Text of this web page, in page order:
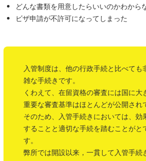
どんな書類を用意したらいいのかわから
ビザ申請が不許可になってしまった
入管制度は、他の行政手続と比べても
雑な手続きです。
くわえて、在留資格の審査には国に大
重要な審査基準はほとんどが公開され
そのため、入管手続きにおいては、効
することと適切な手続を踏むことがと
す。
弊所では開設以来，一貫して入管手続